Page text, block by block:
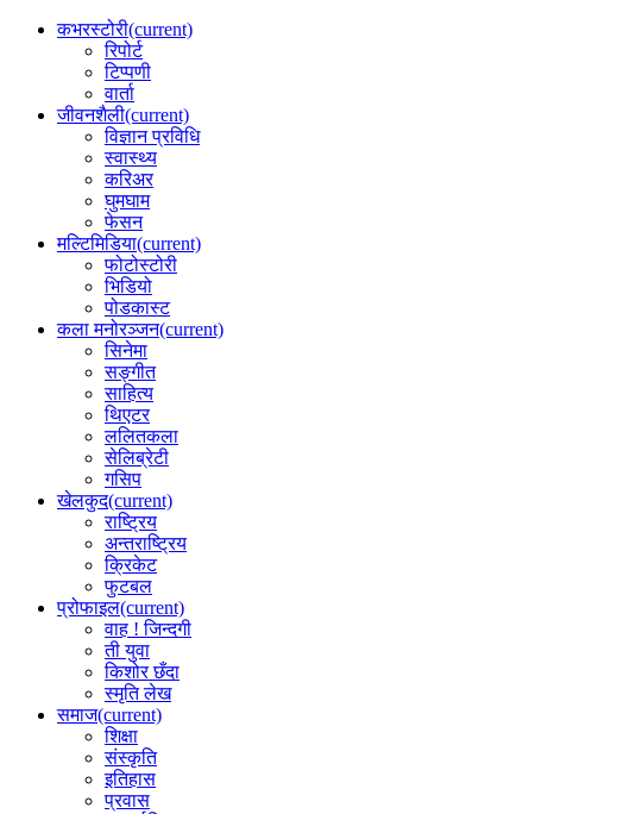
कभरस्टोरी(current)
रिपोर्ट
टिप्पणी
वार्ता
जीवनशैली(current)
विज्ञान प्रविधि
स्वास्थ्य
करिअर
घुमघाम
फेसन
मल्टिमिडिया(current)
फोटोस्टोरी
भिडियो
पोडकास्ट
कला मनोरञ्जन(current)
सिनेमा
सङ्गीत
साहित्य
थिएटर
ललितकला
सेलिब्रेटी
गसिप
खेलकुद(current)
राष्ट्रिय
अन्तराष्ट्रिय
क्रिकेट
फुटबल
प्रोफाइल(current)
वाह ! जिन्दगी
ती युवा
किशोर छँदा
स्मृति लेख
समाज(current)
शिक्षा
संस्कृति
इतिहास
प्रवास